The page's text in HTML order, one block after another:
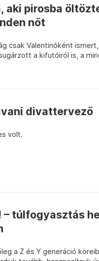
aki pirosba
nőt
csak Valentinóként
a kifutóiról is, a
divattervező
volt.
– túlfogyasztás
a Z és Y generáció